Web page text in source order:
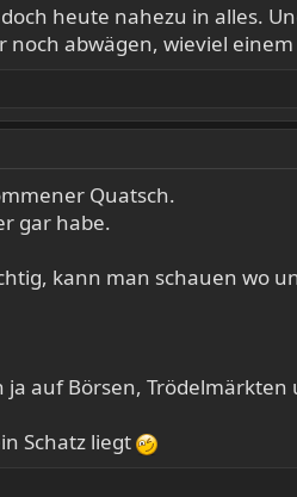
heute nahezu in alles.
abwägen, wieviel
Quatsch.
gar habe.
kann man schauen wo
auf Börsen, Trödelmärkten
Schatz liegt